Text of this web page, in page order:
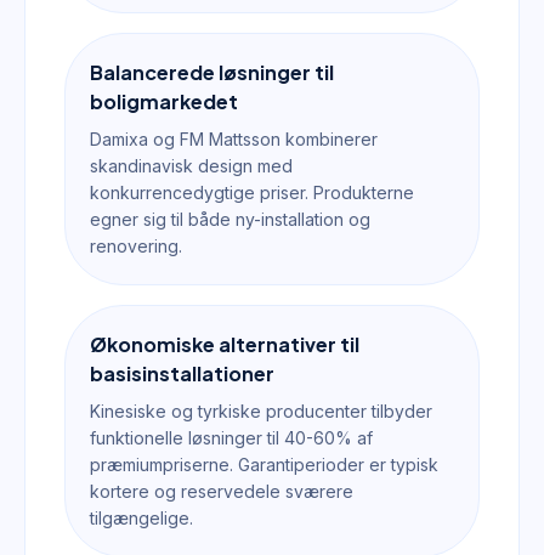
Balancerede løsninger til
boligmarkedet
Damixa og FM Mattsson kombinerer
skandinavisk design med
konkurrencedygtige priser. Produkterne
egner sig til både ny-installation og
renovering.
Økonomiske alternativer til
basisinstallationer
Kinesiske og tyrkiske producenter tilbyder
funktionelle løsninger til 40-60% af
præmiumpriserne. Garantiperioder er typisk
kortere og reservedele sværere
tilgængelige.